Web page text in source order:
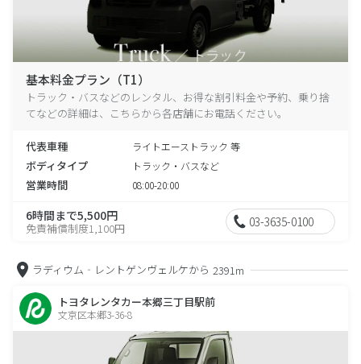
基本料金プラン（T1）
トラック・バスなどのレンタル、お得な割引料金や予約、乗り捨
てなどの詳細は、こちらから各店舗にお電話ください。
代表車種 ライトエーストラック 等
ボディタイプ トラック・バスなど
営業時間 08:00-20:00
6時間まで5,500円
免責補償制度1,100円 03-3635-0100
ラディウム‐レントゲンヴェルケから 2391m
トヨタレンタカー本郷三丁目駅前
文京区本郷3-36-8